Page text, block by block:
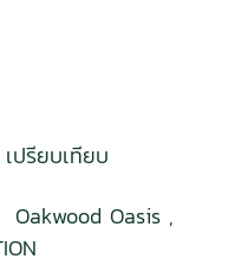
เปรียบเทียบ
Oakwood Oasis ,